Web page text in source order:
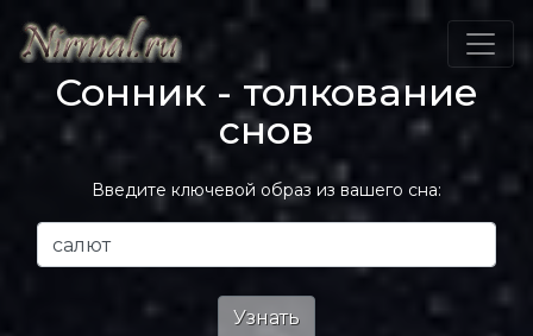
Сонник - толкование
снов
Введите ключевой образ из вашего сна: